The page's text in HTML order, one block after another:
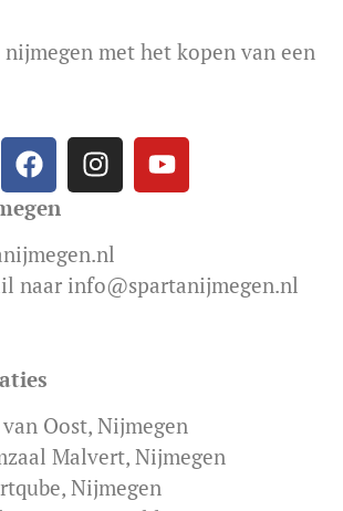
met het kopen van een
naar info@spartanijmegen.nl
Oost, Nijmegen
Malvert, Nijmegen
Nijmegen